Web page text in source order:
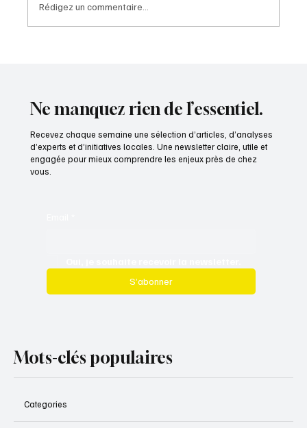
Rédigez un commentaire...
Ne manquez rien de l’essentiel.
Recevez chaque semaine une sélection d’articles, d’analyses
d’experts et d’initiatives locales. Une newsletter claire, utile et
engagée pour mieux comprendre les enjeux près de chez
vous.
S’abonner
Mots-clés populaires
Categories